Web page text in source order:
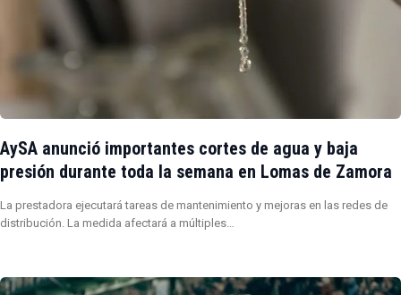
AySA anunció importantes cortes de agua y baja
presión durante toda la semana en Lomas de Zamora
La prestadora ejecutará tareas de mantenimiento y mejoras en las redes de
distribución. La medida afectará a múltiples…